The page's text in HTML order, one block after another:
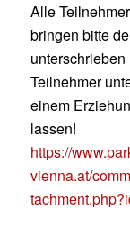
Alle
bringen bitte
unterschrieben
Teilnehmer
einem
lassen!
https://
vienna.at/